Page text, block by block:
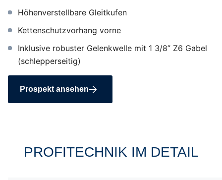
Höhenverstellbare Gleitkufen
Kettenschutzvorhang vorne
Inklusive robuster Gelenkwelle mit 1 3/8” Z6 Gabel
(schlepperseitig)
Prospekt ansehen
PROFITECHNIK IM DETAIL